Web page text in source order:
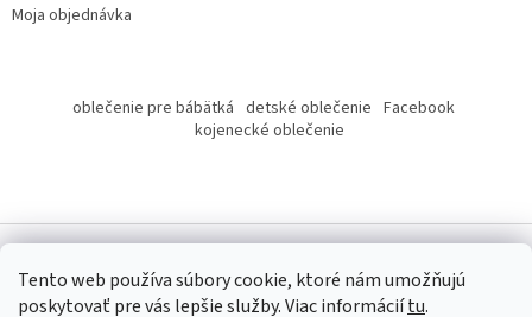
Tento web používa súbory cookie, ktoré nám umožňujú
poskytovať pre vás lepšie služby.Viac informáciítu.
Moja objednávka
oblečenie pre bábätká detské oblečenie Facebook
kojenecké oblečenie